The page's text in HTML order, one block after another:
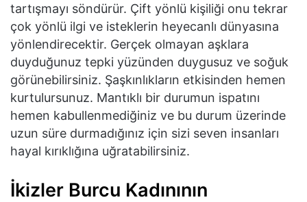
tartışmayı söndürür. Çift yönlü kişiliği onu tekrar
çok yönlü ilgi ve isteklerin heyecanlı dünyasına
yönlendirecektir. Gerçek olmayan aşklara
duyduğunuz tepki yüzünden duygusuz ve soğuk
görünebilirsiniz. Şaşkınlıkların etkisinden hemen
kurtulursunuz. Mantıklı bir durumun ispatını
hemen kabullenmediğiniz ve bu durum üzerinde
uzun süre durmadığınız için sizi seven insanları
hayal kırıklığına uğratabilirsiniz.
İkizler Burcu Kadınının